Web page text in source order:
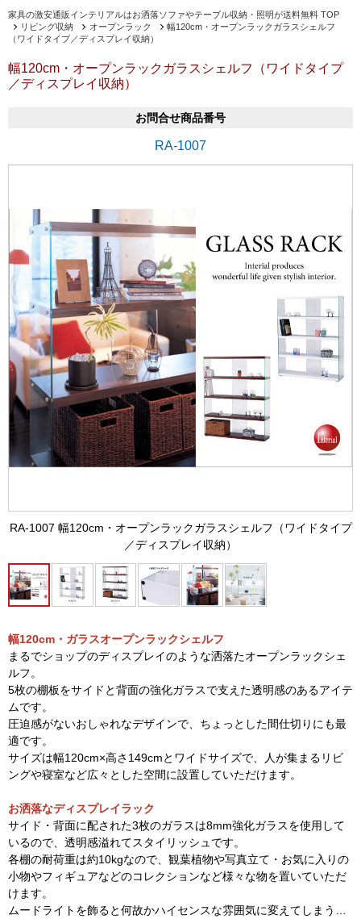
家具の激安通販インテリアルはお洒落ソファやテーブル収納・照明が送料無料 TOP
リビング収納
オープンラック
幅120cm・オープンラックガラスシェルフ
（ワイドタイプ／ディスプレイ収納）
幅120cm・オープンラックガラスシェルフ（ワイドタイプ
／ディスプレイ収納）
お問合せ商品番号
RA-1007
RA-1007 幅120cm・オープンラックガラスシェルフ（ワイドタイプ
／ディスプレイ収納）
幅120cm・ガラスオープンラックシェルフ
まるでショップのディスプレイのような洒落たオープンラックシェ
ルフ。
5枚の棚板をサイドと背面の強化ガラスで支えた透明感のあるアイテ
ムです。
圧迫感がないおしゃれなデザインで、ちょっとした間仕切りにも最
適です。
サイズは幅120cm×高さ149cmとワイドサイズで、人が集まるリビ
ングや寝室など広々とした空間に設置していただけます。
お洒落なディスプレイラック
サイド・背面に配された3枚のガラスは8mm強化ガラスを使用して
いるので、透明感溢れてスタイリッシュです。
各棚の耐荷重は約10kgなので、観葉植物や写真立て・お気に入りの
小物やフィギュアなどのコレクションなど様々な物を置いていただ
けます。
ムードライトを飾ると何故かハイセンスな雰囲気に変えてしまう…